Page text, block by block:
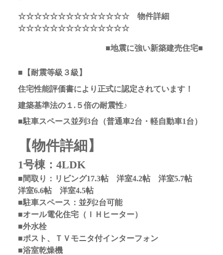
☆☆☆☆☆☆☆☆☆☆☆☆☆☆ 物件詳細
☆☆☆☆☆☆☆☆☆☆☆☆☆☆
■地震に強い新築建売住宅■
■【耐震等級３級】
住宅性能評価書により正式に認定されています！
建築基準法の１.５倍の耐震性♪
■駐車スペース並列3台（普通車2台・軽自動車1台）
【物件詳細】
1号棟：4LDK
■間取り：リビング17.3帖 洋室4.2帖 洋室5.7帖
洋室6.6帖 洋室4.5帖
■駐車スペース：並列2台可能
■オール電化住宅（ＩＨヒーター）
■外水栓
■ポスト、ＴＶモニタ付インターフォン
■浴室乾燥機